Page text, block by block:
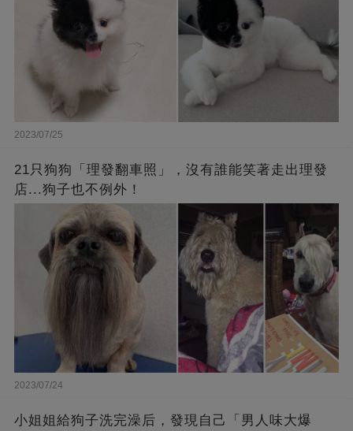
2023/07/25
21只狗狗「理發翻車照」，沒有誰能笑著走出理發
店...狗子也不例外！
2023/07/24
小姐姐給狗子洗完澡后，發現自己「男人味大爆